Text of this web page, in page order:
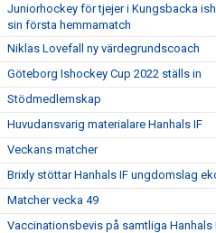
Juniorhockey för tjejer i Kungsbacka
sin första hemmamatch
Niklas Lovefall ny värdegrundscoach
Göteborg Ishockey Cup 2022 ställs in
Stödmedlemskap
Huvudansvarig materialare Hanhals IF
Veckans matcher
Brixly stöttar Hanhals IF ungdomslag
Matcher vecka 49
Vaccinationsbevis på samtliga Hanhals